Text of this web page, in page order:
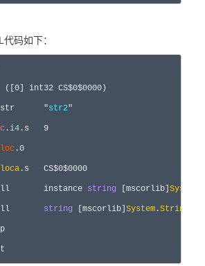
码如下：
([0] int32 CS$0$0000)
"str2"
. i4 .s 9
.0
.s   CS$0$0000
instance string [mscorlib] System
string [mscorlib] System .String